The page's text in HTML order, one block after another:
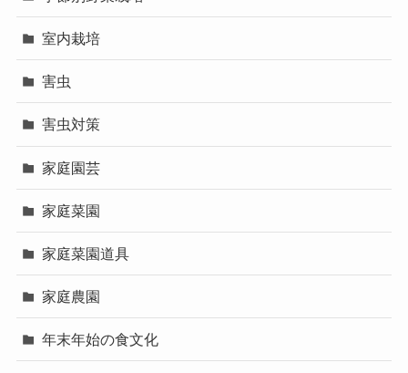
室内栽培
害虫
害虫対策
家庭園芸
家庭菜園
家庭菜園道具
家庭農園
年末年始の食文化